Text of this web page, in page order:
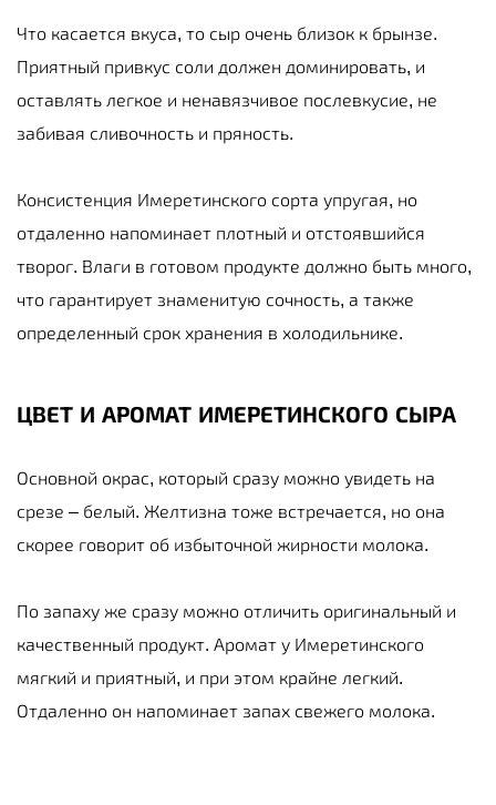
Что касается вкуса, то сыр очень близок к брынзе.
Приятный привкус соли должен доминировать, и
оставлять легкое и ненавязчивое послевкусие, не
забивая сливочность и пряность.
Консистенция Имеретинского сорта упругая, но
отдаленно напоминает плотный и отстоявшийся
творог. Влаги в готовом продукте должно быть много,
что гарантирует знаменитую сочность, а также
определенный срок хранения в холодильнике.
ЦВЕТ И АРОМАТ ИМЕРЕТИНСКОГО СЫРА
Основной окрас, который сразу можно увидеть на
срезе – белый. Желтизна тоже встречается, но она
скорее говорит об избыточной жирности молока.
По запаху же сразу можно отличить оригинальный и
качественный продукт. Аромат у Имеретинского
мягкий и приятный, и при этом крайне легкий.
Отдаленно он напоминает запах свежего молока.